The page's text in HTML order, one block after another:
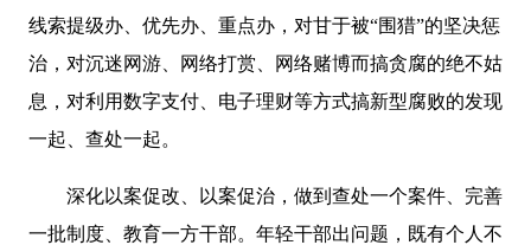
线索提级办、优先办、重点办，对甘于被“围猎”的坚决惩
治，对沉迷网游、网络打赏、网络赌博而搞贪腐的绝不姑
息，对利用数字支付、电子理财等方式搞新型腐败的发现
一起、查处一起。
深化以案促改、以案促治，做到查处一个案件、完善
一批制度、教育一方干部。年轻干部出问题，既有个人不